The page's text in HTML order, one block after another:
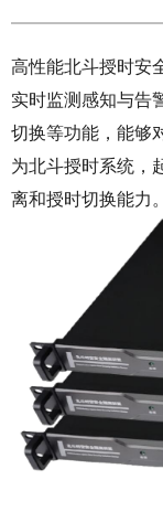
高性能北斗授时安
实时监测感知与告
切换等功能，能够
为北斗授时系统，
离和授时切换能力。